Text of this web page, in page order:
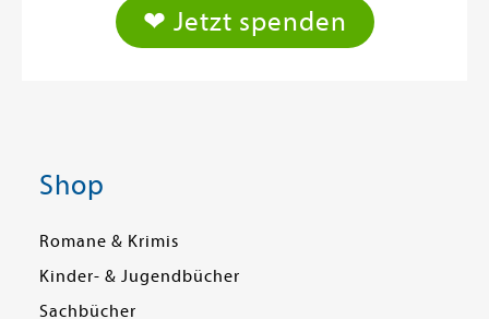
❤ Jetzt spenden
Shop
Romane & Krimis
Kinder- & Jugendbücher
Sachbücher